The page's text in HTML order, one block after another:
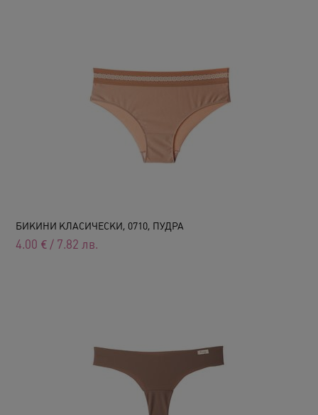
БИКИНИ КЛАСИЧЕСКИ, 0710, ПУДРА
4.00 € / 7.82 лв.